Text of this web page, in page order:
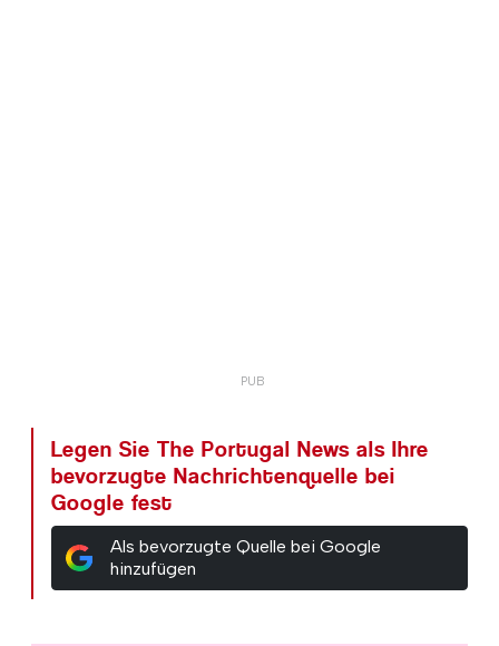
Legen Sie The Portugal News als Ihre
bevorzugte Nachrichtenquelle bei
Google fest
Als bevorzugte Quelle bei Google
hinzufügen